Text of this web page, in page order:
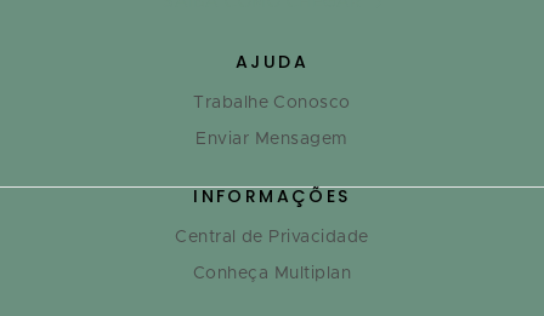
AJUDA
Trabalhe Conosco
Enviar Mensagem
INFORMAÇÕES
Central de Privacidade
Conheça Multiplan